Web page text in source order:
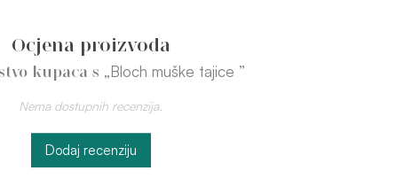
Ocjena proizvoda
kupaca s „Bloch muške tajice ”
Nema dostupnih recenzija.
Dodaj recenziju